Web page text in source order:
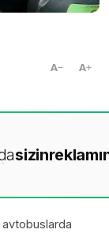
A A
sizin
avtobuslarda